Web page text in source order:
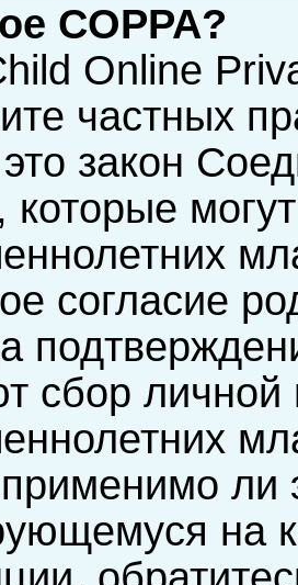
COPPA?
Online
частных
закон
которые
согласие
сбор
ли
на